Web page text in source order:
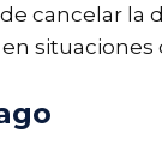
cancelar
situaciones